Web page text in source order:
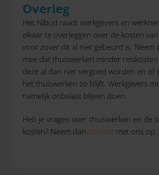
Overleg
Het Nibud raadt werkgevers en
elkaar te overleggen over de kosten
voor zover dit al niet gebeurd is. Neem
mee dat thuiswerken minder
deze al dan niet vergoed worden en of
het thuiswerken zo blijft. Werkgevers
namelijk onbelast blijven doen.
Heb je vragen over thuiswerken en de
kosten? Neem dan contact met ons op.